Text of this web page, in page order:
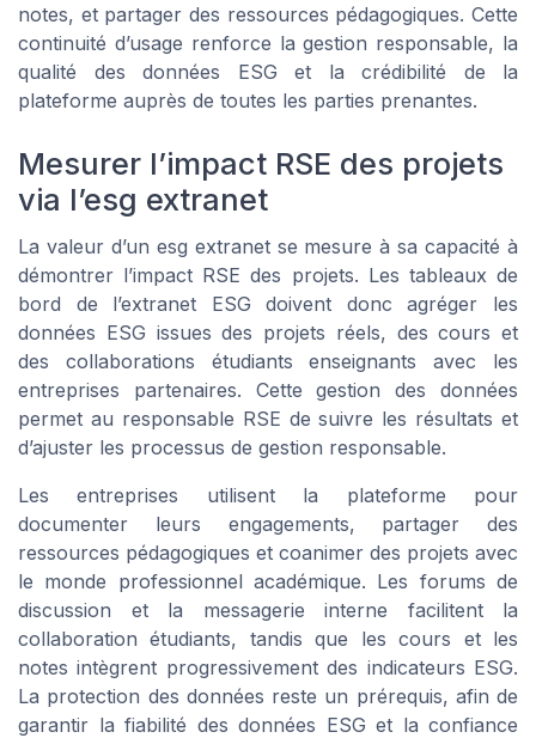
notes, et partager des ressources pédagogiques. Cette
continuité d’usage renforce la gestion responsable, la
qualité des données ESG et la crédibilité de la
plateforme auprès de toutes les parties prenantes.
Mesurer l’impact RSE des projets
via l’esg extranet
La valeur d’un esg extranet se mesure à sa capacité à
démontrer l’impact RSE des projets. Les tableaux de
bord de l’extranet ESG doivent donc agréger les
données ESG issues des projets réels, des cours et
des collaborations étudiants enseignants avec les
entreprises partenaires. Cette gestion des données
permet au responsable RSE de suivre les résultats et
d’ajuster les processus de gestion responsable.
Les entreprises utilisent la plateforme pour
documenter leurs engagements, partager des
ressources pédagogiques et coanimer des projets avec
le monde professionnel académique. Les forums de
discussion et la messagerie interne facilitent la
collaboration étudiants, tandis que les cours et les
notes intègrent progressivement des indicateurs ESG.
La protection des données reste un prérequis, afin de
garantir la fiabilité des données ESG et la confiance